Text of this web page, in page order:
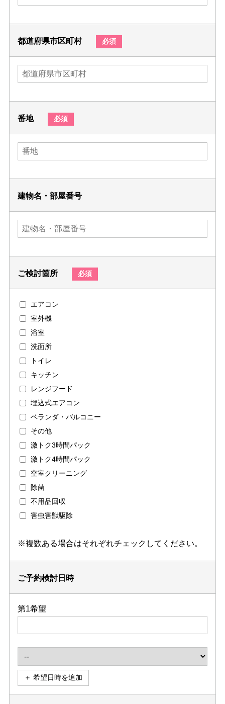
都道府県市区町村 必須
番地 必須
建物名・部屋番号
ご検討箇所 必須
エアコン
室外機
浴室
洗面所
トイレ
キッチン
レンジフード
埋込式エアコン
ベランダ・バルコニー
その他
激トク3時間パック
激トク4時間パック
空室クリーニング
除菌
不用品回収
害虫害獣駆除
※複数ある場合はそれぞれチェックしてください。
ご予約検討日時
第1希望
＋ 希望日時を追加